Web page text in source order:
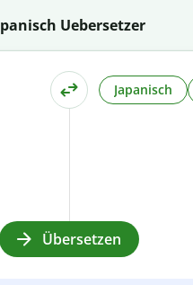
Uebersetzer
Japanisch
Übersetzen